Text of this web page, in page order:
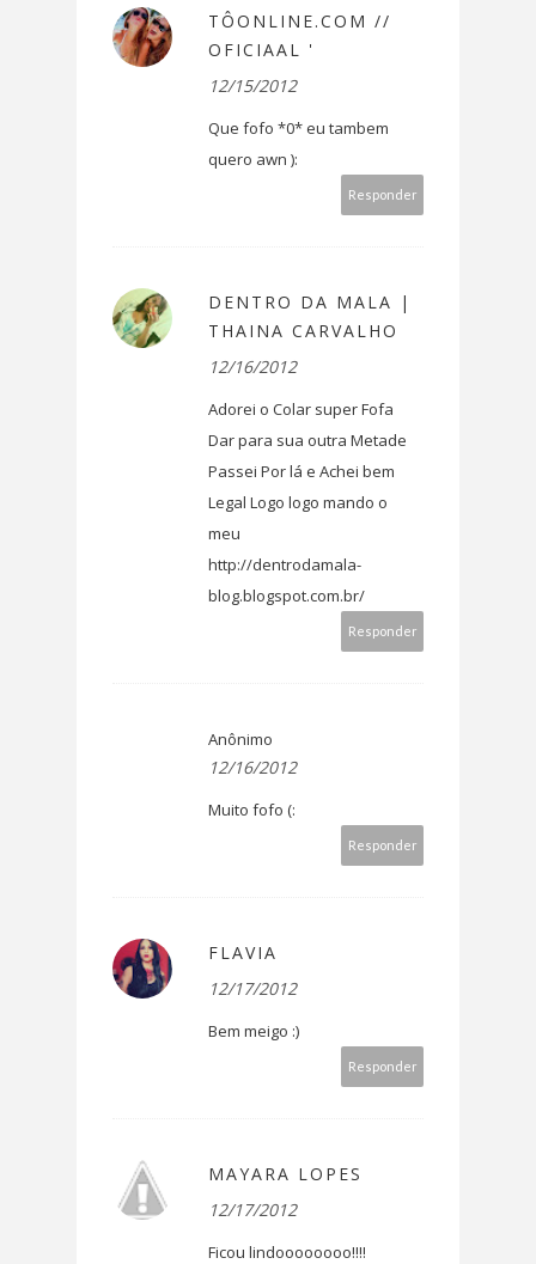
TÔONLINE.COM //
OFICIAAL '
12/15/2012
Que fofo *0* eu tambem
quero awn ):
Responder
DENTRO DA MALA |
THAINA CARVALHO
12/16/2012
Adorei o Colar super Fofa
Dar para sua outra Metade
Passei Por lá e Achei bem
Legal Logo logo mando o
meu
http://dentrodamala-
blog.blogspot.com.br/
Responder
Anônimo
12/16/2012
Muito fofo (:
Responder
FLAVIA
12/17/2012
Bem meigo :)
Responder
MAYARA LOPES
12/17/2012
Ficou lindoooooooo!!!!